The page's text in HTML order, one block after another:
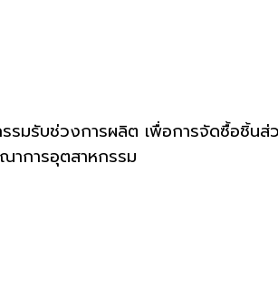
มรับช่วงการผลิต เพื่อการจัดซื้อชิ้นส่ว
าการอุตสาหกรรม